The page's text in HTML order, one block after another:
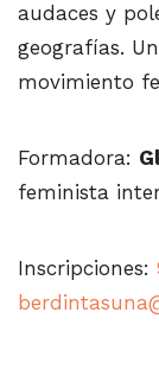
audaces y
geografías.
movimiento
Formadora:
feminista
Inscripciones: